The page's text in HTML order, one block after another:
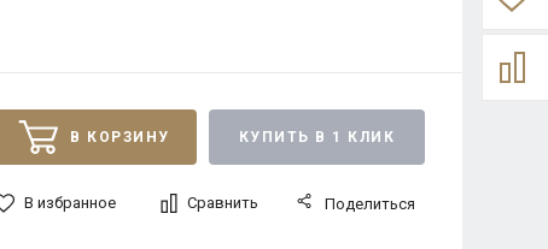
В КОРЗИНУ КУПИТЬ В 1 КЛИК
В избранное Сравнить Поделиться